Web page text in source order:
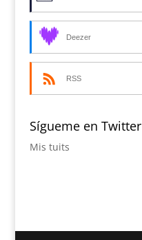
Deezer
RSS
Sígueme en Twitter
Mis tuits